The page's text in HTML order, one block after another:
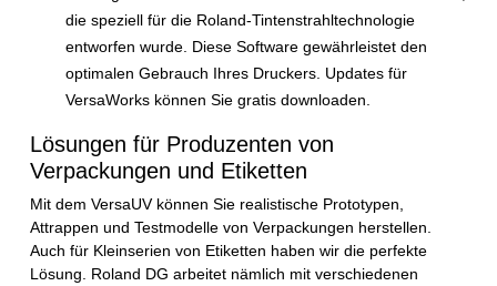
die speziell für die Roland-Tintenstrahltechnologie
entworfen wurde. Diese Software gewährleistet den
optimalen Gebrauch Ihres Druckers. Updates für
VersaWorks können Sie gratis downloaden.
Lösungen für Produzenten von
Verpackungen und Etiketten
Mit dem VersaUV können Sie realistische Prototypen,
Attrappen und Testmodelle von Verpackungen herstellen.
Auch für Kleinserien von Etiketten haben wir die perfekte
Lösung. Roland DG arbeitet nämlich mit verschiedenen